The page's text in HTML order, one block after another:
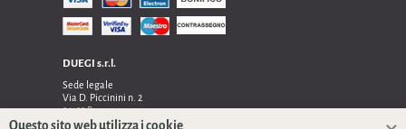
DUEGI s.r.l.
Sede legale
Via D. Piccinini n. 2
24122 Bergamo
Sede operativa e amministrativa:
Questo sito web utilizza i cookie